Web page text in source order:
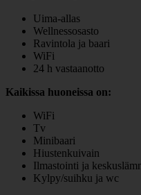
Uima-allas
Wellnessosasto
Ravintola ja baari
WiFi
24 h vastaanotto
Kaikissa huoneissa on:
WiFi
Tv
Minibaari
Hiustenkuivain
Ilmastointi ja
Kylpy/suihku ja wc